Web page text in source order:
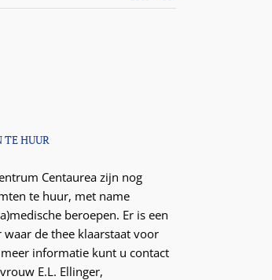
TE HUUR
Centaurea zijn nog
te huur, met name
beroepen. Er is een
de thee klaarstaat voor
informatie kunt u contact
E.L. Ellinger,